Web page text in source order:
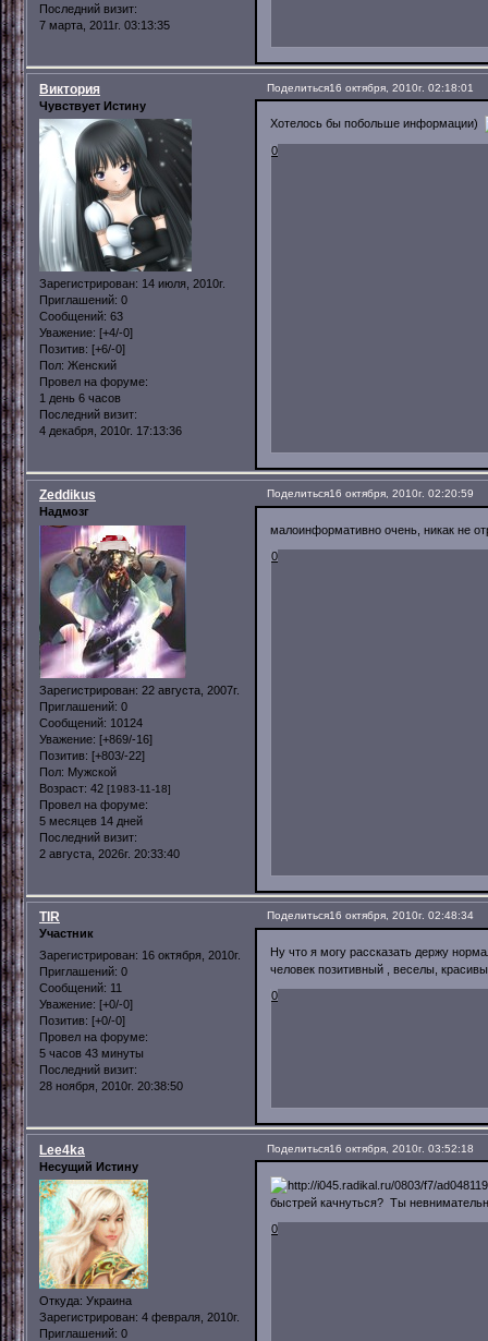
Последний визит:
7 марта, 2011г. 03:13:35
Поделиться16 октября, 2010г. 02:18:01
Виктория
Чувствует Истину
Зарегистрирован: 14 июля, 2010г.
Приглашений: 0
Сообщений: 63
Уважение: [+4/-0]
Позитив: [+6/-0]
Пол: Женский
Провел на форуме:
1 день 6 часов
Последний визит:
4 декабря, 2010г. 17:13:36
Хотелось бы побольше информации)
0
Поделиться16 октября, 2010г. 02:20:59
Zeddikus
Надмозг
Зарегистрирован: 22 августа, 2007г.
Приглашений: 0
Сообщений: 10124
Уважение: [+869/-16]
Позитив: [+803/-22]
Пол: Мужской
Возраст: 42 [1983-11-18]
Провел на форуме:
5 месяцев 14 дней
Последний визит:
2 августа, 2026г. 20:33:40
малоинформативно очень, никак не
0
Поделиться16 октября, 2010г. 02:48:34
TIR
Участник
Зарегистрирован: 16 октября, 2010г.
Приглашений: 0
Сообщений: 11
Уважение: [+0/-0]
Позитив: [+0/-0]
Провел на форуме:
5 часов 43 минуты
Последний визит:
28 ноября, 2010г. 20:38:50
Ну что я могу рассказать держу
человек позитивный , веселы,
0
Поделиться16 октября, 2010г. 03:52:18
Lee4ka
Несущий Истину
Откуда: Украина
Зарегистрирован: 4 февраля, 2010г.
Приглашений: 0
быстрей качнуться? Ты
0